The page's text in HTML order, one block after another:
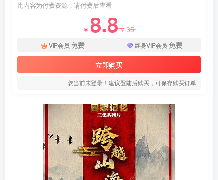
此内容为付费资源，请付费后查看
￥ 8.8￥35
VIP会员 免费 终身VIP会员 免费
立即购买
您当前未登录！建议登陆后购买，可保存购买订单